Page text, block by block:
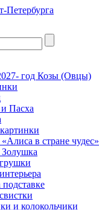
год Козы (Овцы)
Пасха
в стране чудес»
и колокольчики